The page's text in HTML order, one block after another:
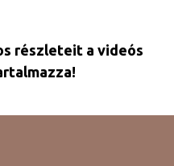
részleteit a videós